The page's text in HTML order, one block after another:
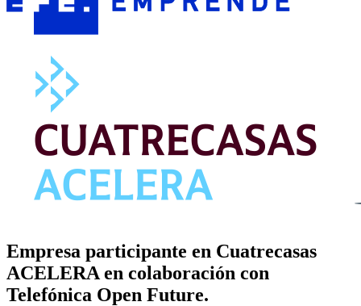
Empresa participante en Cuatrecasas
ACELERA en colaboración con
Telefónica Open Future.